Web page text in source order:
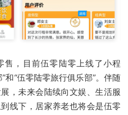
售，目前伍零陆零上线了小程
和“伍零陆零旅行俱乐部”。伴随
，未来会陆续向文娱、生活服
线下，居家养老也将会是伍零